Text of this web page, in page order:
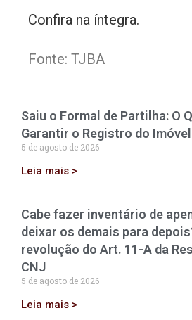
Confira na íntegra.
Fonte: TJBA
Saiu o Formal de Partilha: O
Garantir o Registro do Imóvel
5 de agosto de 2026
Leia mais >
Cabe fazer inventário de
deixar os demais para
revolução do Art. 11-A da
CNJ
5 de agosto de 2026
Leia mais >